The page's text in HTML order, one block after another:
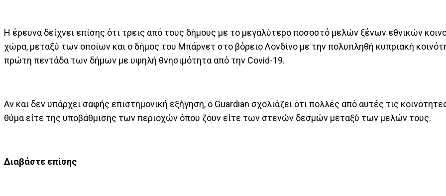
Η έρευνα δείχνει επίσης ότι τρεις από τους δήμους με το μεγαλύτερο ποσοστό μελών ξένων εθνικών
χώρα, μεταξύ των οποίων και ο δήμος του Μπάρνετ στο βόρειο Λονδίνο με την πολυπληθή κυπριακή
πρώτη πεντάδα των δήμων με υψηλή θνησιμότητα από την Covid-19.
Αν και δεν υπάρχει σαφής επιστημονική εξήγηση, ο Guardian σχολιάζει ότι πολλές από αυτές τις
θύμα είτε της υποβάθμισης των περιοχών όπου ζουν είτε των στενών δεσμών μεταξύ των μελών τους.
Διαβάστε επίσης